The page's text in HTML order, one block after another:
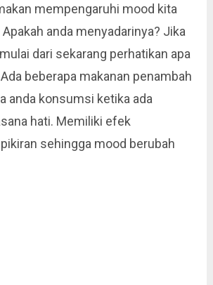
mempengaruhi mood kita
anda menyadarinya? Jika
dari sekarang perhatikan apa
beberapa makanan penambah
anda konsumsi ketika ada
hati. Memiliki efek
sehingga mood berubah